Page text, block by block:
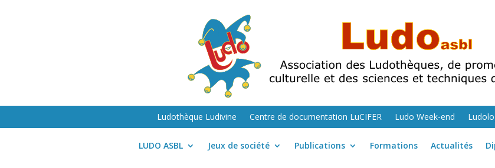
Ludothèque Ludivine Centre de documentation LuCIFER Ludo Week-end
LUDO ASBL Jeux de société Publications Formations Actualités